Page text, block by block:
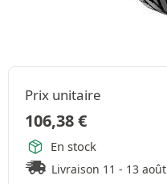
Prix unitaire
106,38€
En stock
Livraison 11 - 13 août